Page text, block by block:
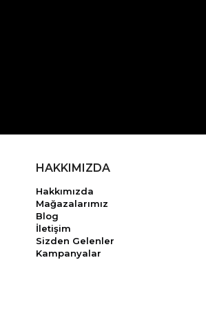
HAKKIMIZDA
Hakkımızda
Mağazalarımız
Blog
İletişim
Sizden Gelenler
Kampanyalar